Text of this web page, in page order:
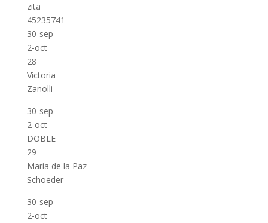
zita
45235741
30-sep
2-oct
28
Victoria
Zanolli
30-sep
2-oct
DOBLE
29
Maria de la Paz
Schoeder
30-sep
2-oct